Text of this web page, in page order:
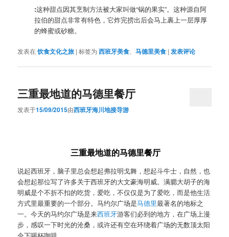
:这种甜点因其烹制方法被大家叫做“锅的果实”。这种源自阿
拉伯的甜点非常有特色，它炸完捞出后会马上裹上一层厚厚
的蜂蜜或砂糖。
发表在饮食文化之旅 |标签为 西班牙美食 、马德里美食 | 发表评论
三重最地道的马德里餐厅
发表于15/09/2015由西班牙海川地接导游
三重最地道的马德里餐厅
说起西班牙，脑子里总会想起弗拉明戈舞，想起斗牛士，自然，也
会想起那位写了许多关于西班牙的大文豪海明威。满腮大胡子的海
明威是个不折不扣的吃货，爱吃，不仅仅是为了爱吃，而是他生活
方式里最重要的一个部分。马约尔广场是马德里最著名的地标之
一。今天的马约尔广场是来西班牙游客们必到的地方，在广场上漫
步，感叹一下时光的沧桑，或许还有空在环绕着广场的无数顶太阳
伞下喝杯咖啡。